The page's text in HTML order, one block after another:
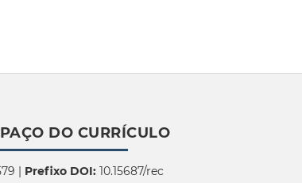
DO CURRÍCULO
| Prefixo DOI:10.15687/rec